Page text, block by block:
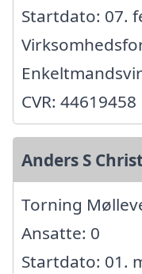
Startdato: 07.
CVR: 44619458
Anders S
Torning
Ansatte: 0
Startdato: 01.